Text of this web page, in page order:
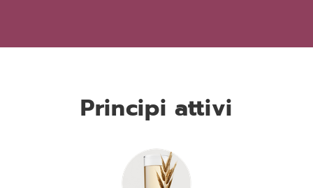
Principi attivi